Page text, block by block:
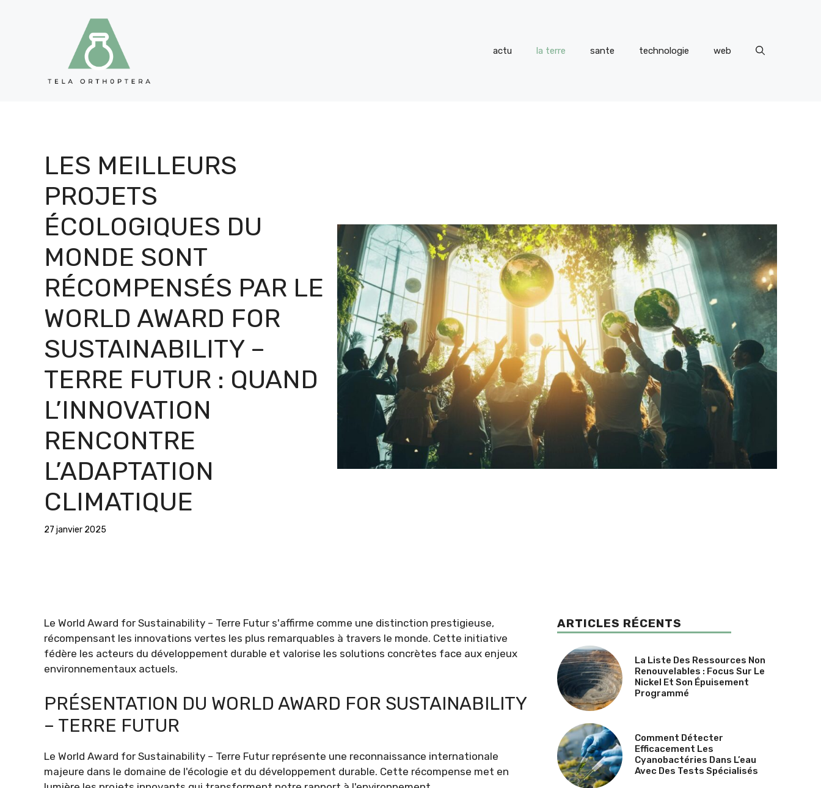
actu la terre sante technologie web
LES MEILLEURS
PROJETS
ÉCOLOGIQUES DU
MONDE SONT
RÉCOMPENSÉS PAR LE
WORLD AWARD FOR
SUSTAINABILITY –
TERRE FUTUR : QUAND
L’INNOVATION
RENCONTRE
L’ADAPTATION
CLIMATIQUE
27 janvier 2025
Le World Award for Sustainability – Terre Futur s'affirme comme une distinction prestigieuse,
récompensant les innovations vertes les plus remarquables à travers le monde. Cette initiative
fédère les acteurs du développement durable et valorise les solutions concrètes face aux enjeux
environnementaux actuels.
PRÉSENTATION DU WORLD AWARD FOR SUSTAINABILITY
– TERRE FUTUR
Le World Award for Sustainability – Terre Futur représente une reconnaissance internationale
majeure dans le domaine de l'écologie et du développement durable. Cette récompense met en
ARTICLES RÉCENTS
La Liste Des Ressources Non
Renouvelables : Focus Sur Le
Nickel Et Son Épuisement
Programmé
Comment Détecter
Efficacement Les
Cyanobactéries Dans L’eau
Avec Des Tests Spécialisés